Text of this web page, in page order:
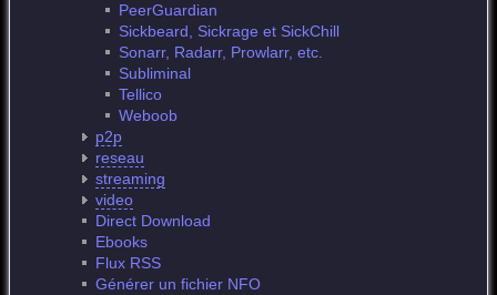
PeerGuardian
Sickbeard, Sickrage et SickChill
Sonarr, Radarr, Prowlarr, etc.
Subliminal
Tellico
Weboob
p2p
reseau
streaming
video
Direct Download
Ebooks
Flux RSS
Générer un fichier NFO